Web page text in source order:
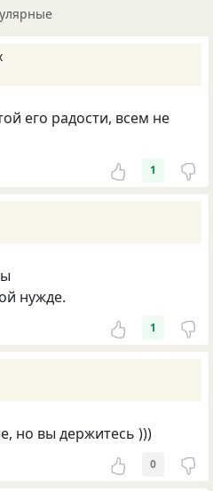
его радости, всем не
1
нужде.
1
но вы держитесь )))
0